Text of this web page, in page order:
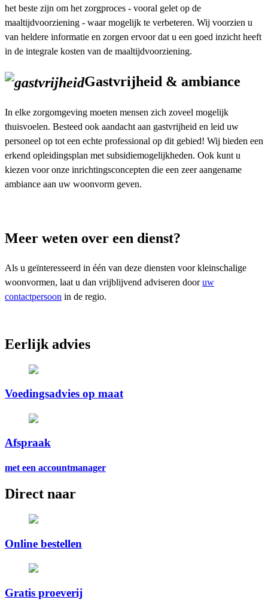
het beste zijn om het zorgproces - vooral gelet op de
maaltijdvoorziening - waar mogelijk te verbeteren. Wij voorzien u
van heldere informatie en zorgen ervoor dat u een goed inzicht heeft
in de integrale kosten van de maaltijdvoorziening.
Gastvrijheid & ambiance
In elke zorgomgeving moeten mensen zich zoveel mogelijk
thuisvoelen. Besteed ook aandacht aan gastvrijheid en leid uw
personeel op tot een echte professional op dit gebied! Wij bieden een
erkend opleidingsplan met subsidiemogelijkheden. Ook kunt u
kiezen voor onze inrichtingsconcepten die een zeer aangename
ambiance aan uw woonvorm geven.
Meer weten over een dienst?
Als u geïnteresseerd in één van deze diensten voor kleinschalige
woonvormen, laat u dan vrijblijvend adviseren dooruw
contactpersoon in de regio.
Eerlijk advies
Voedingsadvies op maat
Afspraak
met een accountmanager
Direct naar
Online bestellen
Gratis proeverij